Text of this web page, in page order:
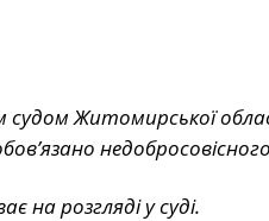
судом Житомирської
на розгляді у суді.